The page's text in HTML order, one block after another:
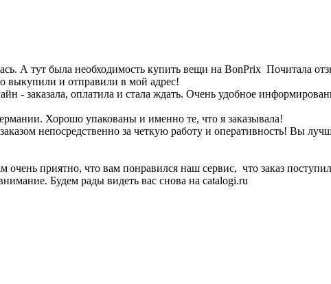
А тут была необходимость купить вещи на BonPrix Почитала
выкупили и отправили в мой адрес!
- заказала, оплатила и стала ждать. Очень удобное
Хорошо упакованы и именно те, что я заказывала!
непосредственно за четкую работу и оперативность! Вы
приятно, что вам понравился наш сервис, что заказ
Будем рады видеть вас снова на catalogi.ru